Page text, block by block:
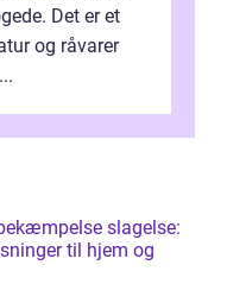
Det er et
og råvarer
slagelse:
til hjem og